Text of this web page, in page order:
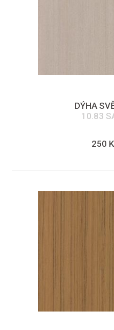
DÝHA
10.83
250